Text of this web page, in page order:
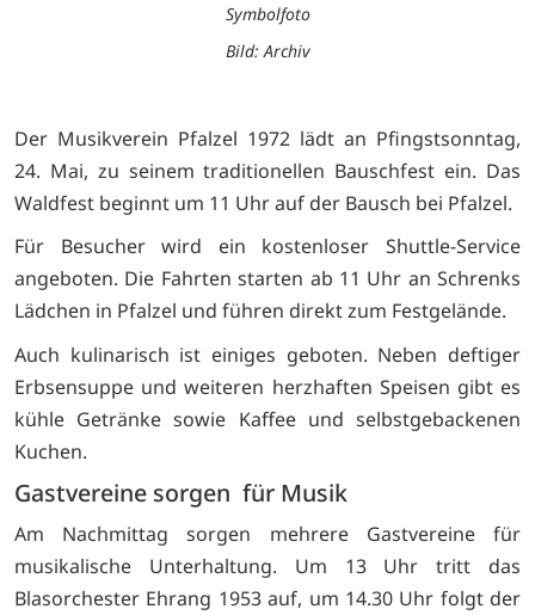
Symbolfoto
Bild: Archiv
Der Musikverein Pfalzel 1972 lädt an Pfingstsonntag,
24. Mai, zu seinem traditionellen Bauschfest ein. Das
Waldfest beginnt um 11 Uhr auf der Bausch bei Pfalzel.
Für Besucher wird ein kostenloser Shuttle-Service
angeboten. Die Fahrten starten ab 11 Uhr an Schrenks
Lädchen in Pfalzel und führen direkt zum Festgelände.
Auch kulinarisch ist einiges geboten. Neben deftiger
Erbsensuppe und weiteren herzhaften Speisen gibt es
kühle Getränke sowie Kaffee und selbstgebackenen
Kuchen.
Gastvereine sorgen für Musik
Am Nachmittag sorgen mehrere Gastvereine für
musikalische Unterhaltung. Um 13 Uhr tritt das
Blasorchester Ehrang 1953auf, um 14.30 Uhr folgt der